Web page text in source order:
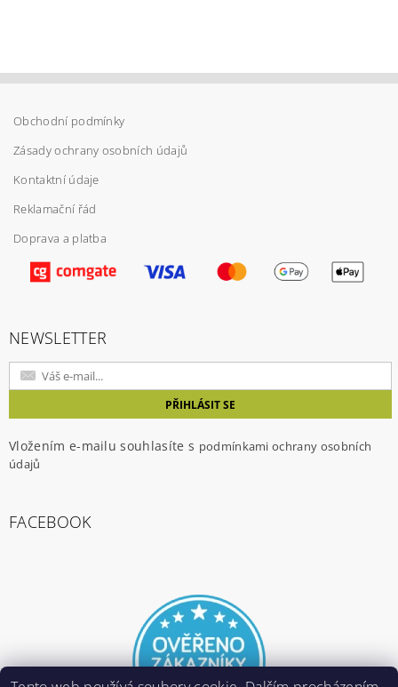
Obchodní podmínky
Zásady ochrany osobních údajů
Kontaktní údaje
Reklamační řád
Doprava a platba
NEWSLETTER
Vložením e-mailu souhlasíte s podmínkami ochrany osobních
údajů
FACEBOOK